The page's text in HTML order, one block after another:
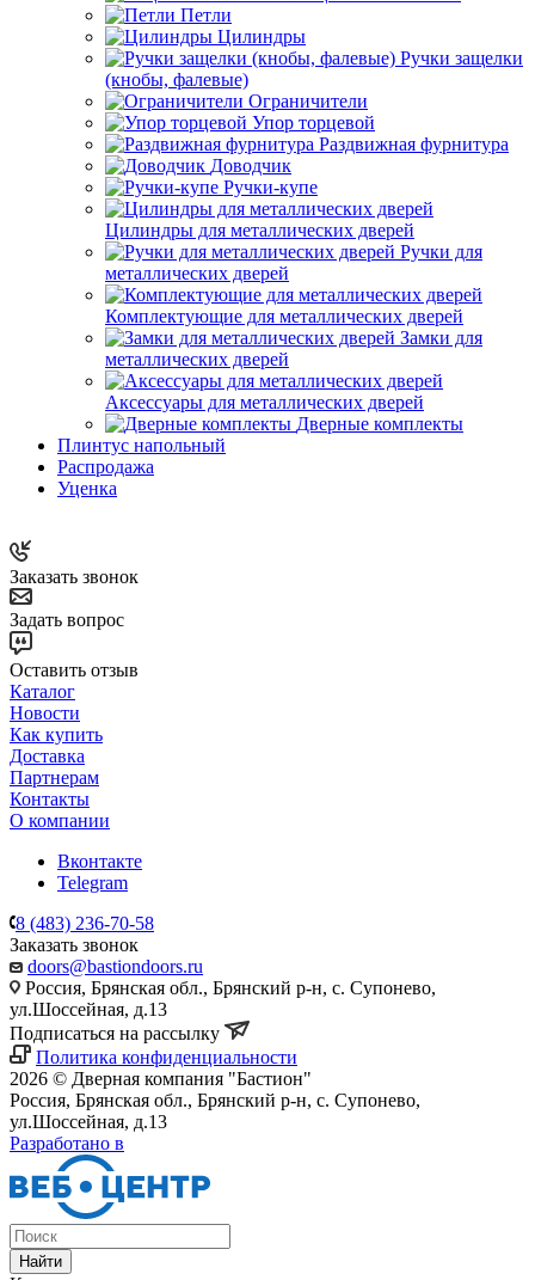
Петли
Цилиндры
Ручки защелки
(кнобы, фалевые)
Ограничители
Упор торцевой
Раздвижная фурнитура
Доводчик
Ручки-купе
Цилиндры для металлических дверей
Ручки для
металлических дверей
Комплектующие для металлических дверей
Замки для
металлических дверей
Аксессуары для металлических дверей
Дверные комплекты
Плинтус напольный
Распродажа
Уценка
Заказать звонок
Задать вопрос
Оставить отзыв
Каталог
Новости
Как купить
Доставка
Партнерам
Контакты
О компании
Вконтакте
Telegram
8 (483) 236-70-58
Заказать звонок
doors@bastiondoors.ru
Россия, Брянская обл., Брянский р-н, с. Супонево,
ул.Шоссейная, д.13
Подписаться на рассылку
Политика конфиденциальности
2026 © Дверная компания "Бастион"
Россия, Брянская обл., Брянский р-н, с. Супонево,
ул.Шоссейная, д.13
Разработано в
Найти